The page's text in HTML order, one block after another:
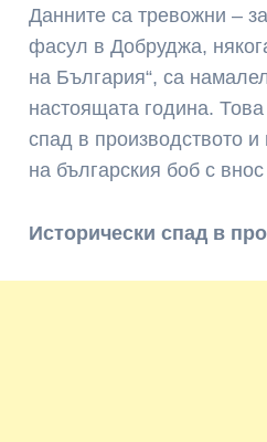
Данните са тревожни –
фасул в Добруджа,
на България“, са
настоящата година.
спад в производството
на българския боб с
Исторически спад в